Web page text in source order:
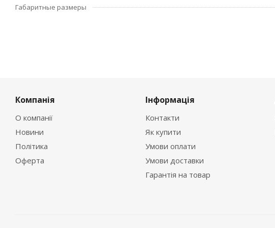
Габаритные размеры
Компанія
О компанії
Новини
Політика
Оферта
Інформація
Контакти
Як купити
Умови оплати
Умови доставки
Гарантія на товар